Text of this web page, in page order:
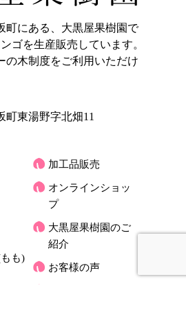
町にある、大黒屋果樹園で
ゴを生産販売しています。
の木制度をご利用いただけ
町東湯野字北畑11
も)
加工品販売
オンラインショッ
プ
大黒屋果樹園のご
紹介
お客様の声